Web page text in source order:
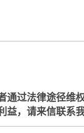
过法律途径维权
，请来信联系